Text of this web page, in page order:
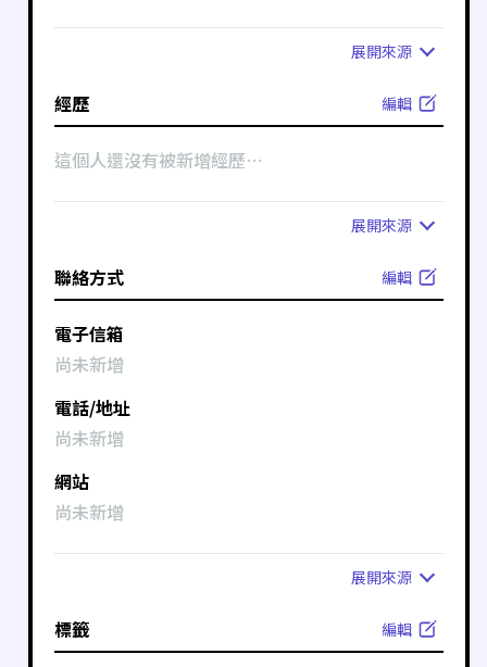
展開來源
經歷 編輯
這個人還沒有被新增經歷⋯
展開來源
聯絡方式 編輯
電子信箱
尚未新增
電話/地址
尚未新增
網站
尚未新增
展開來源
標籤 編輯